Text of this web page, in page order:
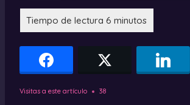
Visitas a este artículo 38